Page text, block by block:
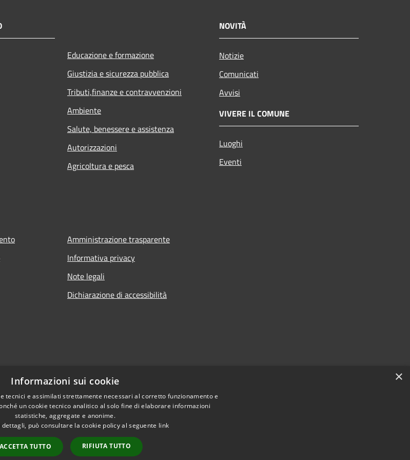
Educazione e formazione
Giustizia e sicurezza pubblica
Tributi,finanze e contravvenzioni
Ambiente
Salute, benessere e assistenza
Autorizzazioni
Agricoltura e pesca
NOVITÀ
Notizie
Comunicati
Avvisi
VIVERE IL COMUNE
Luoghi
Eventi
Amministrazione trasparente
Informativa privacy
Note legali
Dichiarazione di accessibilità
Copyright © 2026 • Comune di Bellaria Igea Marina • Powered by
×
Informazioni sui cookie
tecnici e assimilati strettamente necessari al corretto funzionamento e
un cookie tecnico analitico al solo fine di elaborare informazioni
statistiche, aggregate e anonime.
può consultare la cookie policy al seguente link
ACCETTA TUTTO RIFIUTA TUTTO